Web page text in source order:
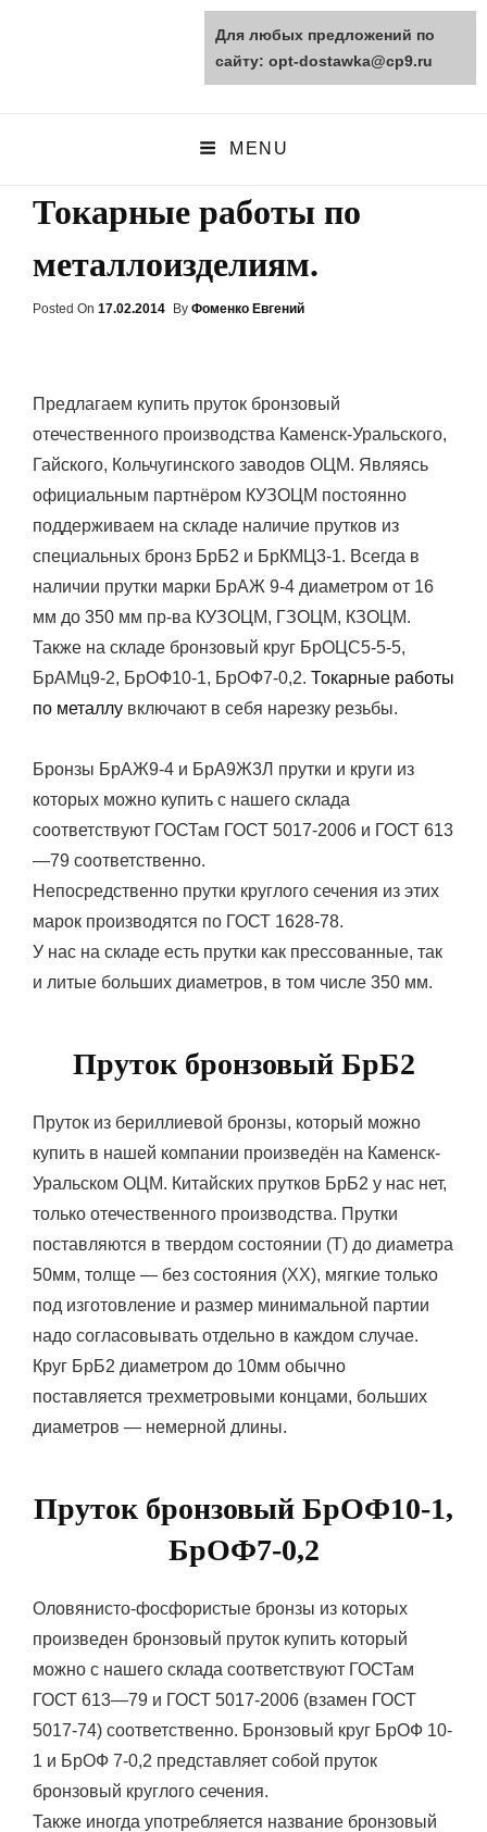
opt-dostawka.ru
MENU
Токарные работы по
металлоизделиям.
Posted On Posted
17.02.2014 By Фоменко Евгений
Предлагаем купить пруток бронзовый
отечественного производства Каменск-Уральского,
Гайского, Кольчугинского заводов ОЦМ. Являясь
официальным партнёром КУЗОЦМ постоянно
поддерживаем на складе наличие прутков из
специальных бронз БрБ2 и БрКМЦ3-1. Всегда в
наличии прутки марки БрАЖ 9-4 диаметром от 16
мм до 350 мм пр-ва КУЗОЦМ, ГЗОЦМ, КЗОЦМ.
Также на складе бронзовый круг БрОЦС5-5-5,
БрАМц9-2, БрОФ10-1, БрОФ7-0,2. Токарные работы
по металлу включают в себя нарезку резьбы.
Бронзы БрАЖ9-4 и БрА9Ж3Л прутки и круги из
которых можно купить с нашего склада
соответствуют ГОСТам ГОСТ 5017-2006 и ГОСТ 613
—79 соответственно.
Непосредственно прутки круглого сечения из этих
марок производятся по ГОСТ 1628-78.
У нас на складе есть прутки как прессованные, так
и литые больших диаметров, в том числе 350 мм.
Пруток бронзовый БрБ2
Пруток из бериллиевой бронзы, который можно
купить в нашей компании произведён на Каменск-
Уральском ОЦМ. Китайских прутков БрБ2 у нас нет,
только отечественного производства. Прутки
поставляются в твердом состоянии (Т) до диаметра
50мм, толще — без состояния (ХХ), мягкие только
под изготовление и размер минимальной партии
надо согласовывать отдельно в каждом случае.
Круг БрБ2 диаметром до 10мм обычно
поставляется трехметровыми концами, больших
диаметров — немерной длины.
Пруток бронзовый БрОФ10-1,
БрОФ7-0,2
Оловянисто-фосфористые бронзы из которых
произведен бронзовый пруток купить который
можно с нашего склада соответствуют ГОСТам
ГОСТ 613—79 и ГОСТ 5017-2006 (взамен ГОСТ
5017-74) соответственно. Бронзовый круг БрОФ 10-
1 и БрОФ 7-0,2 представляет собой пруток
бронзовый круглого сечения.
Также иногда употребляется название бронзовый
Для любых предложений по
сайту: opt-dostawka@cp9.ru